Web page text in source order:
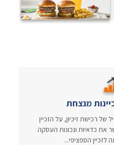
של רכישת זיכיון, על הזכיין
את כדאיות ונכונות העסקה
הספציפי...